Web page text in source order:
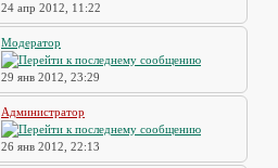
24 апр 2012, 11:22
Модератор
29 янв 2012, 23:29
Администратор
26 янв 2012, 22:13